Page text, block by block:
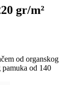
gr/m²
od organskog
pamuka od 140